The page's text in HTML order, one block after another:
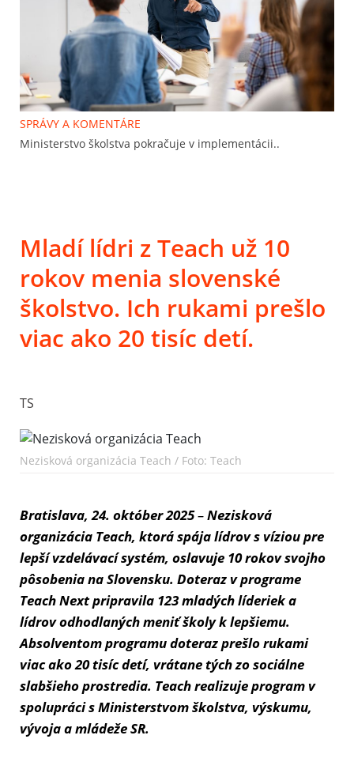
SPRÁVY A KOMENTÁRE
Ministerstvo školstva pokračuje v implementácii..
Mladí lídri z Teach už 10
rokov menia slovenské
školstvo. Ich rukami prešlo
viac ako 20 tisíc detí.
TS
Nezisková organizácia Teach / Foto: Teach
Bratislava, 24. október 2025–Nezisková
organizácia Teach, ktorá spája lídrov s víziou pre
lepší vzdelávací systém, oslavuje 10 rokov svojho
pôsobenia na Slovensku. Doteraz v programe
Teach Next pripravila 123 mladých líderiek a
lídrov odhodlaných meniť školy k lepšiemu.
Absolventom programu doteraz prešlo rukami
viac ako 20 tisíc detí, vrátane tých zo sociálne
slabšieho prostredia. Teach realizuje program v
spolupráci s Ministerstvom školstva, výskumu,
vývoja a mládeže SR.